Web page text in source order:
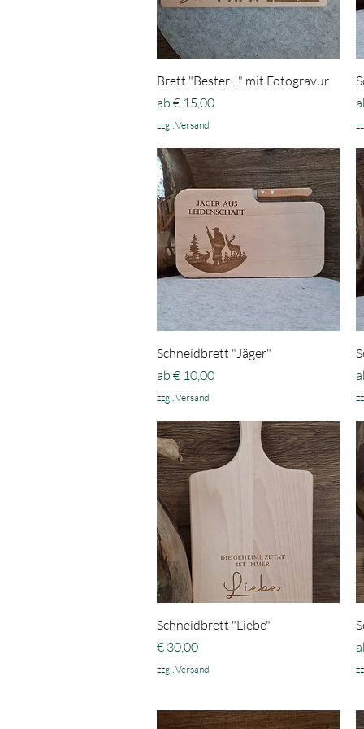
Schnellansicht
Brett "Bester ..." mit Fotogravur
ab € 15,00
Sale-Preis
zzgl. Versand
Schnellansicht
Schneidbrett "Jäger"
ab € 10,00
Sale-Preis
zzgl. Versand
Schnellansicht
Schneidbrett "Liebe"
Preis
€ 30,00
zzgl. Versand